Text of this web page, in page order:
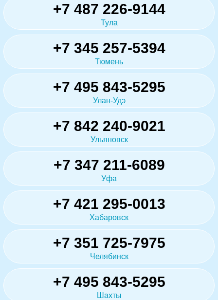
+7 487 226-9144
Тула
+7 345 257-5394
Тюмень
+7 495 843-5295
Улан-Удэ
+7 842 240-9021
Ульяновск
+7 347 211-6089
Уфа
+7 421 295-0013
Хабаровск
+7 351 725-7975
Челябинск
+7 495 843-5295
Шахты